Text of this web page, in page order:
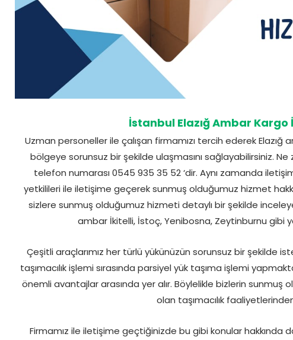
İstanbul Elazığ Ambar
Uzman personeller ile çalışan firmamızı tercih ederek
bölgeye sorunsuz bir şekilde ulaşmasını sağlayabilirsiniz.
telefon numarası 0545 935 35 52 ‘dir. Aynı zamanda
yetkilileri ile iletişime geçerek sunmuş olduğumuz hizmet
sizlere sunmuş olduğumuz hizmeti detaylı bir şekilde
ambar İkitelli, İstoç, Yenibosna, Zeytinburnu gibi
Çeşitli araçlarımız her türlü yükünüzün sorunsuz bir şekilde
taşımacılık işlemi sırasında parsiyel yük taşıma işlemi
önemli avantajlar arasında yer alır. Böylelikle bizlerin
olan taşımacılık
Firmamız ile iletişime geçtiğinizde bu gibi konular hakkında